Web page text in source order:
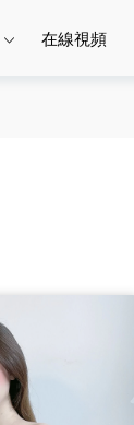
在線視頻